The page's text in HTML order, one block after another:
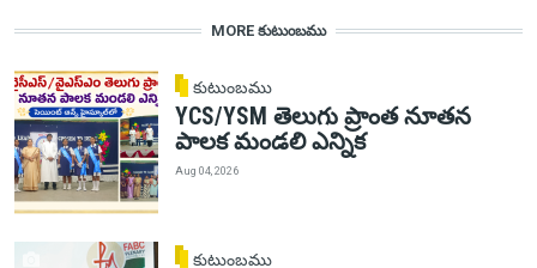
MORE కుటుంబము
కుటుంబము
YCS/YSM తెలుగు ప్రాంత నూతన
పాలక మండలి ఎన్నిక
Aug 04, 2026
కుటుంబము